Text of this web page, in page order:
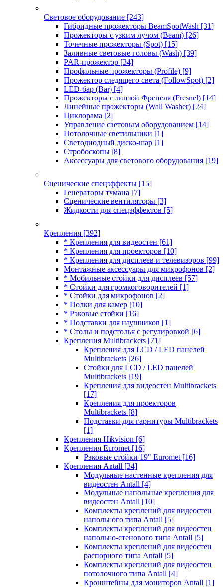
Световое оборудование [243]
Гибридные прожекторы BeamSpotWash [31]
Прожекторы с узким лучом (Beam) [26]
Точечные прожекторы (Spot) [15]
Заливные световые головы (Wash) [39]
PAR-прожектор [34]
Профильные прожекторы (Profile) [9]
Прожектор следящего света (FollowSpot) [2]
LED-бар (Bar) [4]
Прожекторы с линзой Френеля (Fresnel) [14]
Линейные прожекторы (Wall Washer) [24]
Циклорама [2]
Управление световым оборудованием [14]
Потолочные светильники [1]
Светодиодный диско-шар [1]
Стробоскопы [8]
Аксессуары для светового оборудования [19]
Сценические спецэффекты [15]
Генераторы тумана [7]
Сценические вентиляторы [3]
Жидкости для спецэффектов [5]
Крепления [392]
* Крепления для видеостен [61]
* Крепления для проекторов [10]
* Крепления для дисплеев и телевизоров [99]
Монтажные аксессуары для микрофонов [2]
* Мобильные стойки для дисплеев [57]
* Стойки для громкоговорителей [1]
* Стойки для микрофонов [2]
* Полки для камер [10]
* Рэковые стойки [16]
* Подставки для наушников [1]
* Столы и подстолья с регулировкой [6]
Крепления Multibrackets [71]
Крепления для LCD / LED панелей
Multibrackets [26]
Стойки для LCD / LED панелей
Multibrackets [19]
Крепления для видеостен Multibrackets
[17]
Крепления для проекторов
Multibrackets [8]
Подставки для гарнитуры Multibrackets
[1]
Крепления Hikvision [6]
Крепления Euromet [16]
Рэковые стойки 19" Euromet [16]
Крепления Antall [34]
Модульные настенные крепления для
видеостен Antall [4]
Модульные напольные крепления для
видеостен Antall [10]
Комплекты креплений для видеостен
напольного типа Antall [5]
Комплекты креплений для видеостен
напольно-стенового типа Antall [5]
Комплекты креплений для видеостен
распорного типа Antall [5]
Комплекты креплений для видеостен
потолочного типа Antall [4]
Кронштейны для мониторов Antall [1]